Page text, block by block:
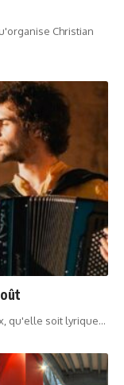
Christian
qu'elle soit lyrique…